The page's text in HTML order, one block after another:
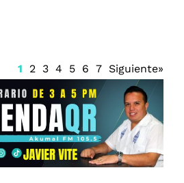
1 2 3 4 5 6 7 Siguiente»